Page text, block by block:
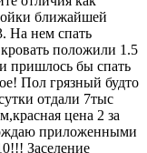
ближайшей
На нем спать
положили 1.5
пришлось бы спать
Пол грязный будто
отдали 7тыс
цена 2 за
приложенными
Заселение